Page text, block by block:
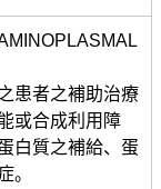
AMINOPLASMAL
患者之補助治療
或合成利用障
白質之補給、蛋
。